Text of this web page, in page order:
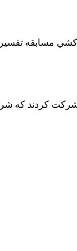
كشي مسابقه